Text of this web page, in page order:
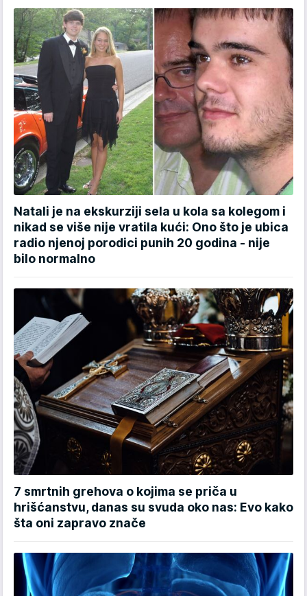
Natali je na ekskurziji sela u kola sa kolegom i
nikad se više nije vratila kući: Ono što je ubica
radio njenoj porodici punih 20 godina - nije
bilo normalno
7 smrtnih grehova o kojima se priča u
hrišćanstvu, danas su svuda oko nas: Evo kako
šta oni zapravo znače